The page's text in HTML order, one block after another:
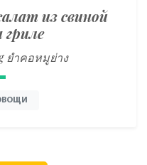
из свиной
ยำคอหมูย่าง